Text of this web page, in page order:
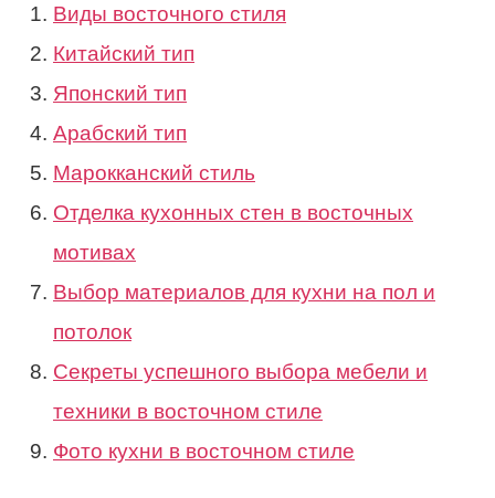
Виды восточного стиля
Китайский тип
Японский тип
Арабский тип
Марокканский стиль
Отделка кухонных стен в восточных
мотивах
Выбор материалов для кухни на пол и
потолок
Секреты успешного выбора мебели и
техники в восточном стиле
Фото кухни в восточном стиле